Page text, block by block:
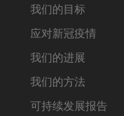
我们的目标
应对新冠疫情
我们的进展
我们的方法
可持续发展报告